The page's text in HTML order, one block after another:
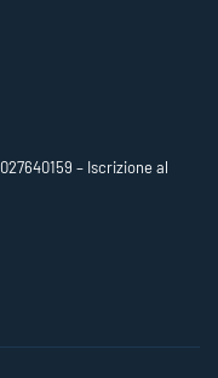
– Iscrizione al